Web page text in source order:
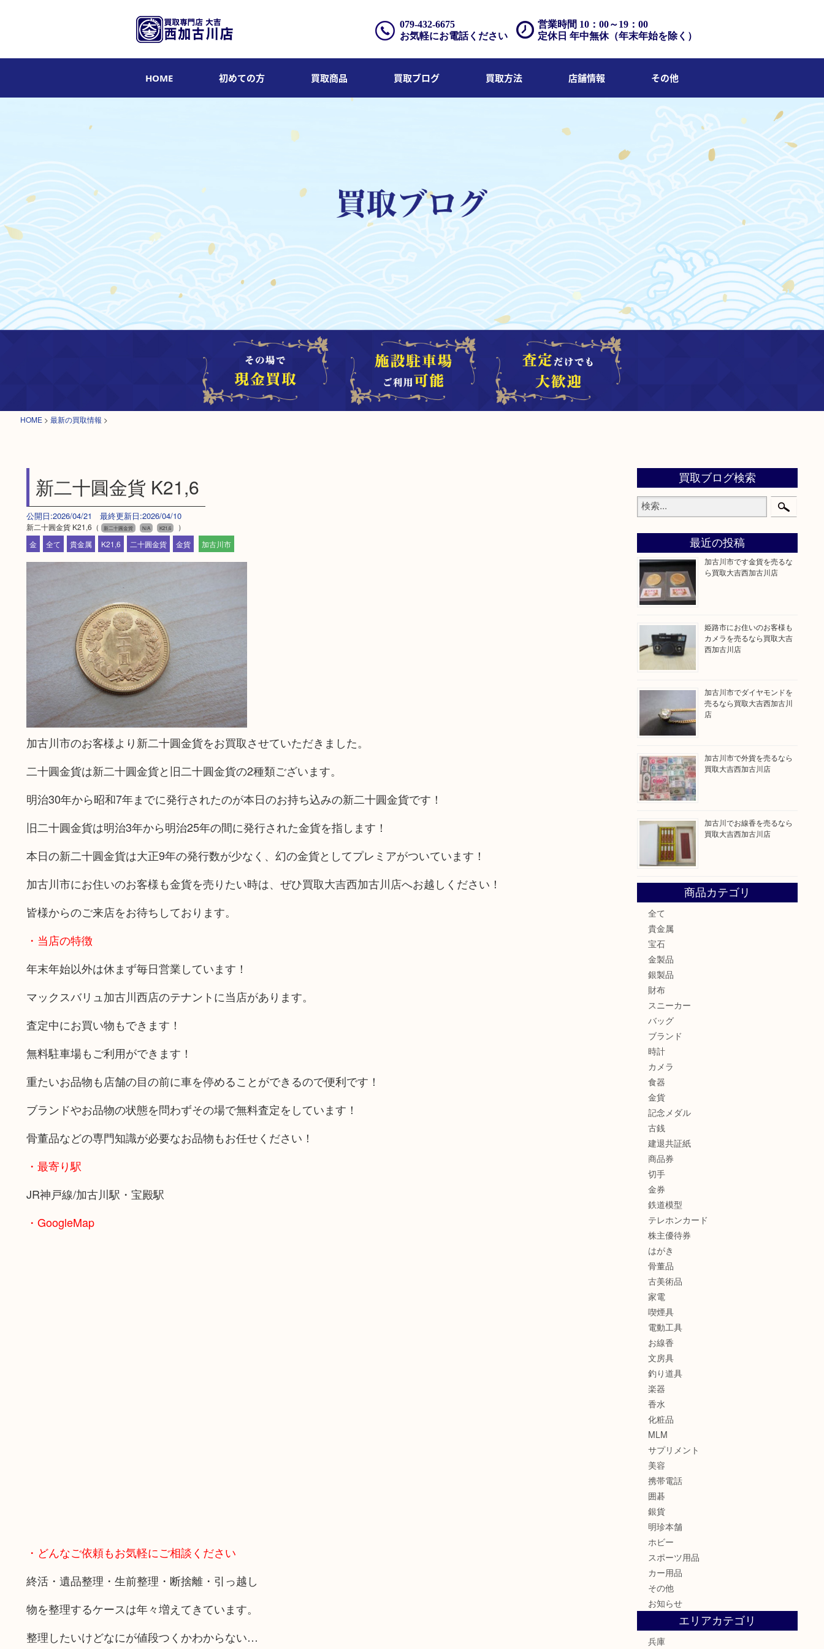
営業時間 10：00～19：00
定休日 年中無休（年末年始を除く）
079-432-6675
お気軽にお電話ください
HOME 初めての方 買取商品 買取ブログ 買取方法 店舗情報 その他
HOME > 最新の買取情報 >
新二十圓金貨 K21,6
公開日:2026/04/21 最終更新日:2026/04/10
新二十圓金貨 K21,6（ 新二十圓金貨 N/A K21,6
）
金
全て 貴金属 K21,6 二十圓金貨 金貨 加古川市
加古川市のお客様より新二十圓金貨をお買取させていただきました。
二十圓金貨は新二十圓金貨と旧二十圓金貨の2種類ございます。
明治30年から昭和7年までに発行されたのが本日のお持ち込みの新二十圓金貨です！
旧二十圓金貨は明治3年から明治25年の間に発行された金貨を指します！
本日の新二十圓金貨は大正9年の発行数が少なく、幻の金貨としてプレミアがついています！
加古川市にお住いのお客様も金貨を売りたい時は、ぜひ買取大吉西加古川店へお越しください！
皆様からのご来店をお待ちしております。
・当店の特徴
年末年始以外は休まず毎日営業しています！
マックスバリュ加古川西店のテナントに当店があります。
査定中にお買い物もできます！
無料駐車場もご利用ができます！
重たいお品物も店舗の目の前に車を停めることができるので便利です！
ブランドやお品物の状態を問わずその場で無料査定をしています！
骨董品などの専門知識が必要なお品物もお任せください！
・最寄り駅
JR神戸線/加古川駅・宝殿駅
・GoogleMap
・どんなご依頼もお気軽にご相談ください
終活・遺品整理・生前整理・断捨離・引っ越し
物を整理するケースは年々増えてきています。
整理したいけどなにが値段つくかわからない…
買取ブログ検索
最近の投稿
加古川市です金貨を売るな
ら買取大吉西加古川店
姫路市にお住いのお客様も
カメラを売るなら買取大吉
西加古川店
加古川市でダイヤモンドを
売るなら買取大吉西加古川
店
加古川市で外貨を売るなら
買取大吉西加古川店
加古川でお線香を売るなら
買取大吉西加古川店
商品カテゴリ
全て
貴金属
宝石
金製品
銀製品
財布
スニーカー
バッグ
ブランド
時計
カメラ
食器
金貨
記念メダル
古銭
建退共証紙
商品券
切手
金券
鉄道模型
テレホンカード
株主優待券
はがき
骨董品
古美術品
家電
喫煙具
電動工具
お線香
文房具
釣り道具
楽器
香水
化粧品
MLM
サプリメント
美容
携帯電話
囲碁
銀貨
明珍本舗
ホビー
スポーツ用品
カー用品
その他
お知らせ
エリアカテゴリ
兵庫